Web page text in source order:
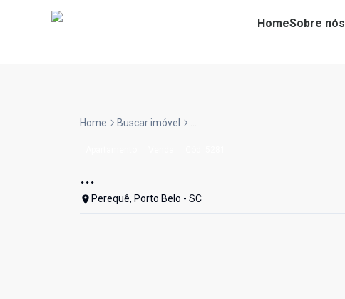
HomeSobre nós
Home Buscar imóvel ...
...
Perequê, Porto Belo - SC